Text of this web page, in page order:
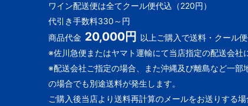
ワイン配送便は全てクール便代込（220円）
代引き手数料330～円
商品代金 20,000円 以上ご購入で送料・クール
※佐川急便またはヤマト運輸にて当店指定の配送会社
※配送会社ご指定の場合、また沖縄及び離島など一部
の場合でも別途送料が発生します。
ご購入後当店より送料再計算のメールをお送りする